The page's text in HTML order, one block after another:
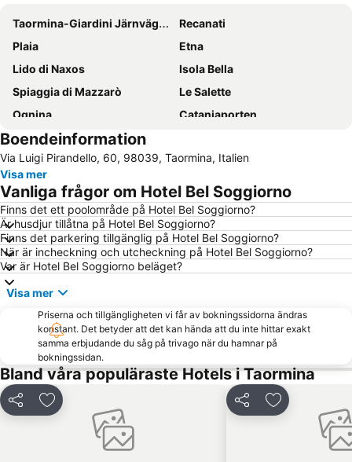
Taormina-Giardini Järnvägsstation
Recanati
Plaia
Etna
Lido di Naxos
Isola Bella
Spiaggia di Mazzarò
Le Salette
Ognina
Cataniaporten
Aci Trezza
Fontanarossa
Grekiska Teatern
Tindari
Porto di Catania
Botaniska trädgården
Isola Bella
Corso Umberto
Lido la Romantica
Fondachello
Piazza del Duomo
Via Teatro Greco
Piazza del Duomo
Schiso's slott
Reggio Calabria Airport
Via Marina
San Cristofaro
Taormina-Giardini Railway Station
Isola Bella
Mamma Rosa
Praiola
Cyklopernas Öar
Borgo Sanzio
San Leone Rapisardi
Catania Tango Festival
Boendeinformation
Via Luigi Pirandello, 60, 98039, Taormina, Italien
Visa mer
Vanliga frågor om Hotel Bel Soggiorno
Finns det ett poolområde på Hotel Bel Soggiorno?
Är husdjur tillåtna på Hotel Bel Soggiorno?
Finns det parkering tillgänglig på Hotel Bel Soggiorno?
När är incheckning och utcheckning på Hotel Bel Soggiorno?
Var är Hotel Bel Soggiorno beläget?
Visa mer
Priserna och tillgängligheten vi får av bokningssidorna ändras
konstant. Det betyder att det kan hända att du inte hittar exakt
samma erbjudande du såg på trivago när du hamnar på
bokningssidan.
Bland våra populäraste Hotels i Taormina
Dela Lägg till i Mina Favoriter Dela Lägg till i